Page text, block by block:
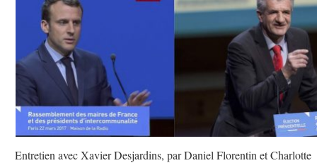
Entretien avec Xavier Desjardins, par Daniel Florentin et Charlotte